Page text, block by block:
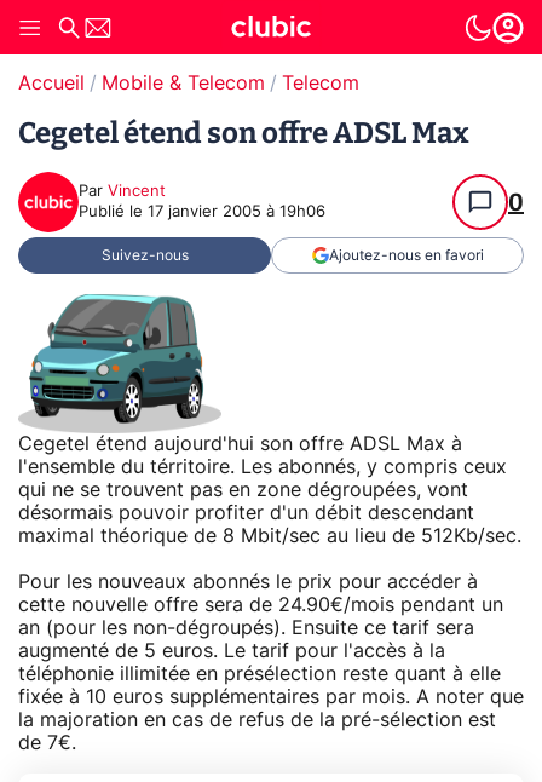
Accueil Mobile & Telecom Telecom
Cegetel étend son offre ADSL Max
Par Vincent
Publié le 17 janvier 2005 à 19h06 0
Suivez-nous Ajoutez-nous en favori
Cegetel étend aujourd'hui son offre ADSL Max à
l'ensemble du térritoire. Les abonnés, y compris ceux
qui ne se trouvent pas en zone dégroupées, vont
désormais pouvoir profiter d'un débit descendant
maximal théorique de 8 Mbit/sec au lieu de 512Kb/sec.
Pour les nouveaux abonnés le prix pour accéder à
cette nouvelle offre sera de 24.90€/mois pendant un
an (pour les non-dégroupés). Ensuite ce tarif sera
augmenté de 5 euros. Le tarif pour l'accès à la
téléphonie illimitée en présélection reste quant à elle
fixée à 10 euros supplémentaires par mois. A noter que
la majoration en cas de refus de la pré-sélection est
de 7€.